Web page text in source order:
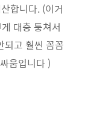
합니다. (이거
대충 퉁쳐서
되고 훨씬 꼼꼼
움입니다 )